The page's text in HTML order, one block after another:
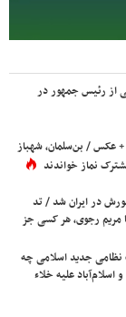
از رئیس جمهور در
+ عکس / بن‌سلمان، شهباز
نماز خواندند
در ایران شد / تد
مریم رجوی، هر کسی جز
نظامی جدید اسلامی چه
اسلام‌آباد علیه خلاء